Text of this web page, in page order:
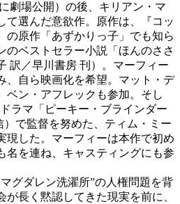
劇場公開）の後、キリアン・マ
て選んだ意欲作。原作は、『コッ
の原作「あずかりっ子」でも知ら
のベストセラー小説「ほんのささ
訳／早川書房 刊）。マーフィー
、自ら映画化を希望。マット・デ
ベン・アフレックも参加。そし
ラマ「ピーキー・ブラインダー
で監督を努めた、ティム・ミー
現した。マーフィーは本作で初め
名を連ね、キャスティングにも参
グダレン洗濯所”の人権問題を背
長く黙認してきた現実を前に、